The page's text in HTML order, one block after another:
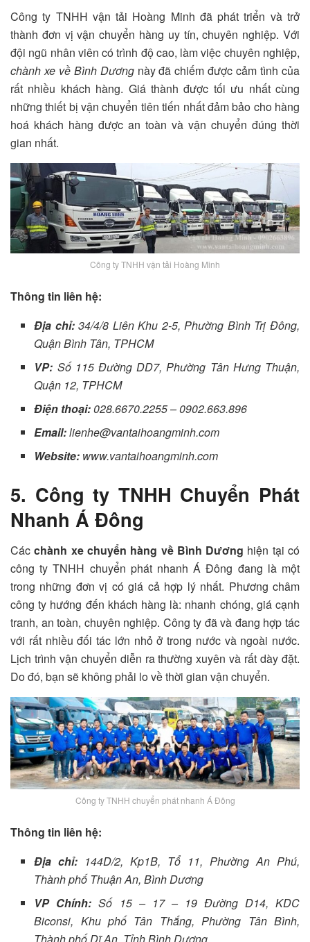
Công ty TNHH vận tải Hoàng Minh đã phát triển và trở
thành đơn vị vận chuyển hàng uy tín, chuyên nghiệp. Với
đội ngũ nhân viên có trình độ cao, làm việc chuyên nghiệp,
chành xe về Bình Dương này đã chiếm được cảm tình của
rất nhiều khách hàng. Giá thành được tối ưu nhất cùng
những thiết bị vận chuyển tiên tiến nhất đảm bảo cho hàng
hoá khách hàng được an toàn và vận chuyển đúng thời
gian nhất.
Công ty TNHH vận tải Hoàng Minh
Thông tin liên hệ:
Địa chỉ:34/4/8 Liên Khu 2-5, Phường Bình Trị Đông,
Quận Bình Tân, TPHCM
VP: Số 115 Đường DD7, Phường Tân Hưng Thuận,
Quận 12, TPHCM
Điện thoại:028.6670.2255 – 0902.663.896
Email:lienhe@vantaihoangminh.com
Website: www.vantaihoangminh.com
5. Công ty TNHH Chuyển Phát
Nhanh Á Đông
Cácchành xe chuyển hàng về Bình Dương hiện tại có
công ty TNHH chuyển phát nhanh Á Đông đang là một
trong những đơn vị có giá cả hợp lý nhất. Phương châm
công ty hướng đến khách hàng là: nhanh chóng, giá cạnh
tranh, an toàn, chuyên nghiệp. Công ty đã và đang hợp tác
với rất nhiều đối tác lớn nhỏ ở trong nước và ngoài nước.
Lịch trình vận chuyển diễn ra thường xuyên và rất dày đặt.
Do đó, bạn sẽ không phải lo về thời gian vận chuyển.
Công ty TNHH chuyển phát nhanh Á Đông
Thông tin liên hệ:
Địa chỉ: 144D/2, Kp1B, Tổ 11, Phường An Phú,
Thành phố Thuận An, Bình Dương
VP Chính: Số 15 – 17 – 19 Đường D14, KDC
Biconsi, Khu phố Tân Thắng, Phường Tân Bình,